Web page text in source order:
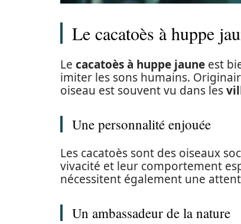
Le cacatoès à huppe
Le cacatoès à huppe jaune est
imiter les sons humains.
oiseau est souvent vu dans les
Une personnalité enjouée
Les cacatoès sont des oiseaux
vivacité et leur comportement
nécessitent également une
Un ambassadeur de la nature